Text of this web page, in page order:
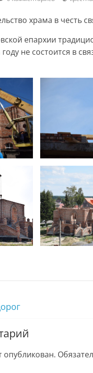
храма в честь
епархии
не состоится в
опубликован.